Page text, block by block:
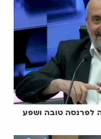
לפרנסה טובה ושפע